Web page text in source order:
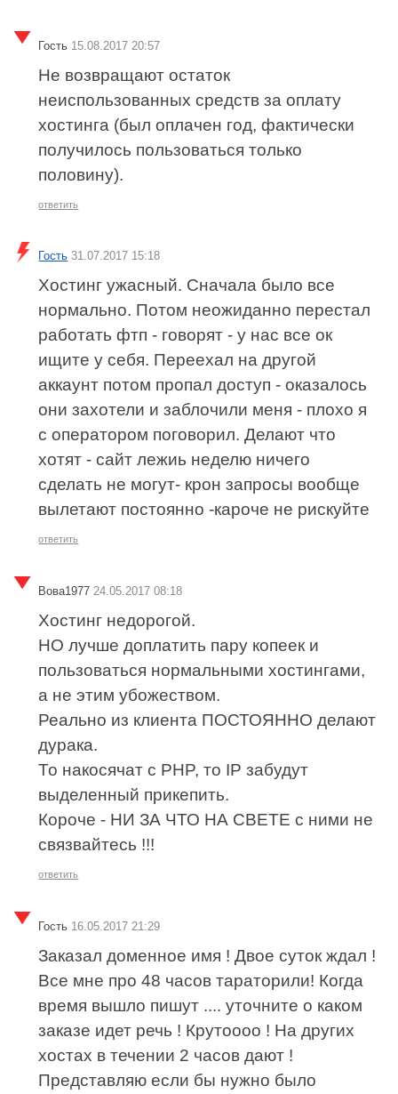
Гость 15.08.2017 20:57
Не возвращают остаток
неиспользованных средств за оплату
хостинга (был оплачен год, фактически
получилось пользоваться только
половину).
ответить
Гость 31.07.2017 15:18
Хостинг ужасный. Сначала было все
нормально. Потом неожиданно перестал
работать фтп - говорят - у нас все ок
ищите у себя. Переехал на другой
аккаунт потом пропал доступ - оказалось
они захотели и заблочили меня - плохо я
с оператором поговорил. Делают что
хотят - сайт лежиь неделю ничего
сделать не могут- крон запросы вообще
вылетают постоянно -кароче не рискуйте
ответить
Вова1977 24.05.2017 08:18
Хостинг недорогой.
НО лучше доплатить пару копеек и
пользоваться нормальными хостингами,
а не этим убожеством.
Реально из клиента ПОСТОЯННО делают
дурака.
То накосячат с PHP, то IP забудут
выделенный прикепить.
Короче - НИ ЗА ЧТО НА СВЕТЕ с ними не
связвайтесь !!!
ответить
Гость 16.05.2017 21:29
Заказал доменное имя ! Двое суток ждал !
Все мне про 48 часов тараторили! Когда
время вышло пишут .... уточните о каком
заказе идет речь ! Крутоооо ! На других
хостах в течении 2 часов дают !
Представляю если бы нужно было